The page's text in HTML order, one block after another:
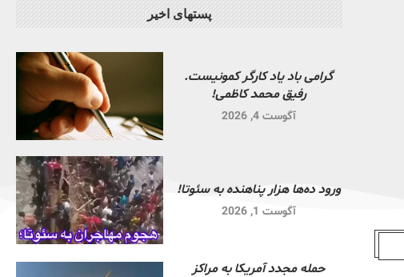
پستهای اخیر
گرامی باد یاد کارگر کمونیست.
رفیق محمد کاظمی!
آگوست 4, 2026
ورود ده‌ها هزار پناهنده به سئوتا!
آگوست 1, 2026
حمله مجدد آمریکا به مراکز